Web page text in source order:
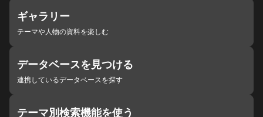
ギャラリー
テーマや人物の資料を楽しむ
データベースを見つける
連携しているデータベースを探す
テーマ別検索機能を使う